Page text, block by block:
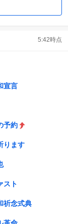
5:42時点
宣言
予約
ります
スト
祈念式典